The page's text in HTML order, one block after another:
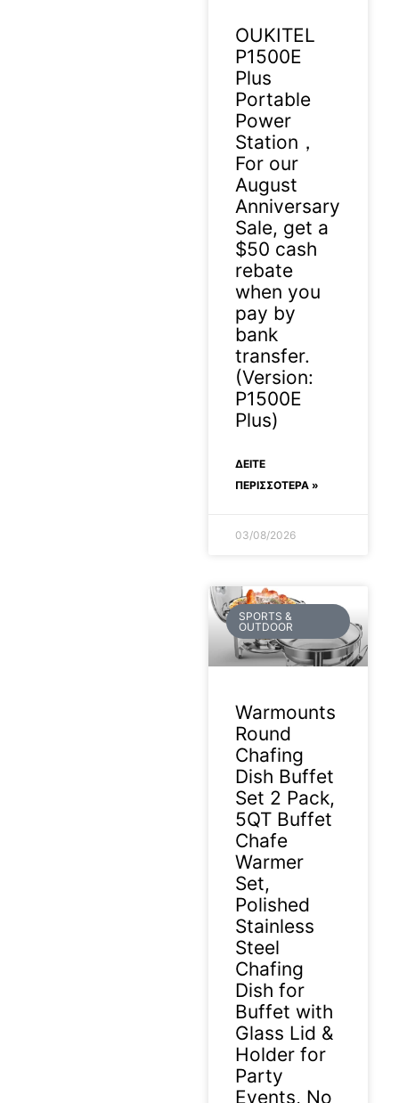
OUKITEL
P1500E
Plus
Portable
Power
Station，
For our
August
Anniversary
Sale, get a
$50 cash
rebate
when you
pay by
bank
transfer.
(Version:
P1500E
Plus)
ΔΕΊΤΕ
ΠΕΡΙΣΣΟΤΕΡΑ »
03/08/2026
SPORTS &
OUTDOOR
Warmounts
Round
Chafing
Dish Buffet
Set 2 Pack,
5QT Buffet
Chafe
Warmer
Set,
Polished
Stainless
Steel
Chafing
Dish for
Buffet with
Glass Lid &
Holder for
Party
Events, No